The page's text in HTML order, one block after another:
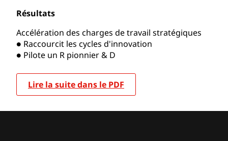
Résultats
Accélération des charges de travail stratégiques
● Raccourcit les cycles d'innovation
● Pilote un R pionnier & D
Lire la suite dans le PDF